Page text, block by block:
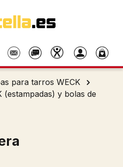
para tarros WECK
(estampadas) y bolas de